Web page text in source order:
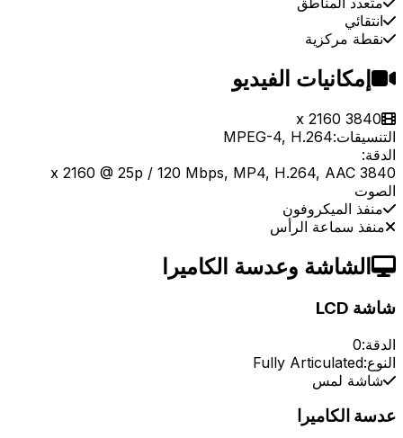
انتقائي
نقطة مركزية
إمكانيات الفيديو
3840 x 2160
التنسيقات:MPEG-4, H.264
الدقة:
3840 x 2160 @ 25p / 120 Mbps, MP4, H.264, AAC
الصوت
منفذ الميكروفون
منفذ سماعة الرأس
الشاشة وعدسة الكاميرا
شاشة LCD
الدقة:0
النوع:Fully Articulated
شاشة لمس
عدسة الكاميرا